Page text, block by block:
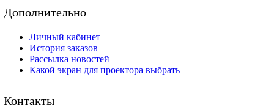
Дополнительно
Личный кабинет
История заказов
Рассылка новостей
Какой экран для проектора выбрать
Контакты